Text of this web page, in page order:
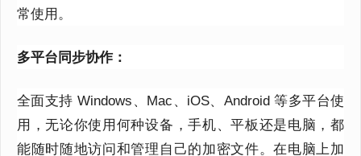
常使用。
多平台同步协作：
全面支持 Windows 、 Mac 、 iOS、 Android等多平台使
用，无论你使用何种设备，手机、平板还是电脑，都
能随时随地访问和管理自己的加密文件。在电脑上加